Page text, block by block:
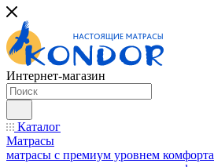
Интернет-магазин
Каталог
Матрасы
матрасы с премиум уровнем комфорта